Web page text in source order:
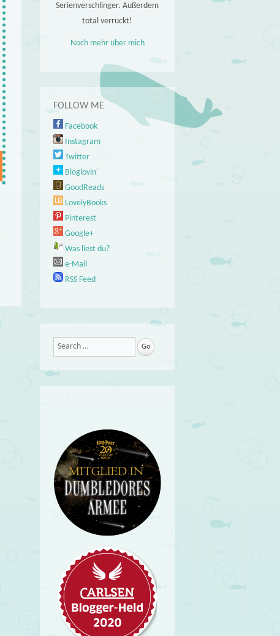
Serienverschlinger. Außerdem
total verrückt!
Noch mehr über mich
FOLLOW ME
Facebook
Instagram
Twitter
Bloglovin'
GoodReads
LovelyBooks
Pinterest
Google+
Was liest du?
e-Mail
RSS Feed
Search